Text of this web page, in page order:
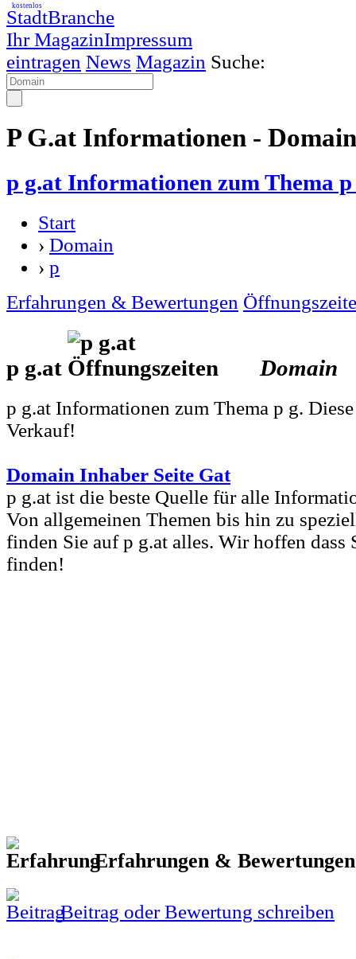
StadtBranche
Ihr MagazinImpressum
kostenlos
eintragen News Magazin Suche:
P G.at Informationen - Domain
p g.at Informationen zum Thema p
Start
› Domain
› p
Erfahrungen & Bewertungen
p g.at Domain
p g.at Informationen zum Thema p g.
Verkauf!
Domain Inhaber Seite Gat
p g.at ist die beste Quelle für alle
Von allgemeinen Themen bis hin zu
finden Sie auf p g.at alles. Wir hoffen dass
finden!
Erfahrungen &
Beitrag oder Bewertung schreiben